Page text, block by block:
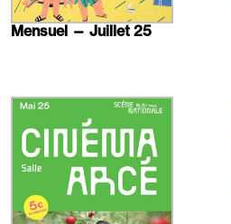
Mensuel — Juillet 25
En
plus